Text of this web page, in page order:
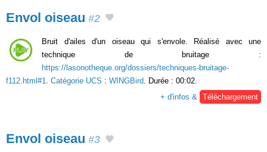
Envol oiseau #2
Bruit d'ailes d'un oiseau qui s'envole. Réalisé avec une
technique de bruitage :
https://lasonotheque.org/dossiers/techniques-bruitage-
f112.html#1. Catégorie UCS : WINGBird. Durée : 00:02.
+ d'infos & Téléchargement
Envol oiseau #3